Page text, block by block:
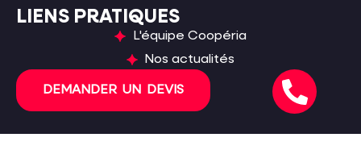
LIENS PRATIQUES
L'équipe Coopéria
Nos actualités
DEMANDER UN DEVIS